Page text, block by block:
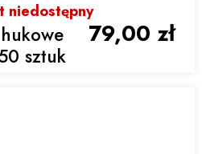
niedostępny
sztuk
79,00 zł